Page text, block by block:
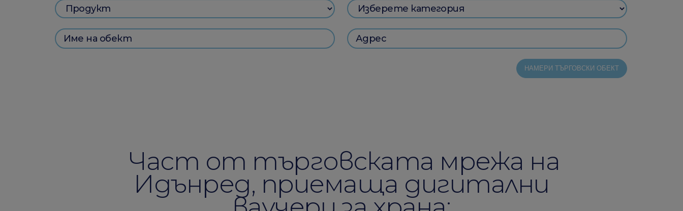
Част от търговската мрежа на
Идънред, приемаща дигитални